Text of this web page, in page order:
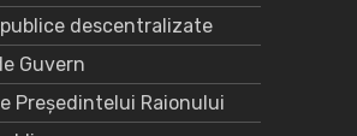
descentralizate
Guvern
Președintelui Raionului